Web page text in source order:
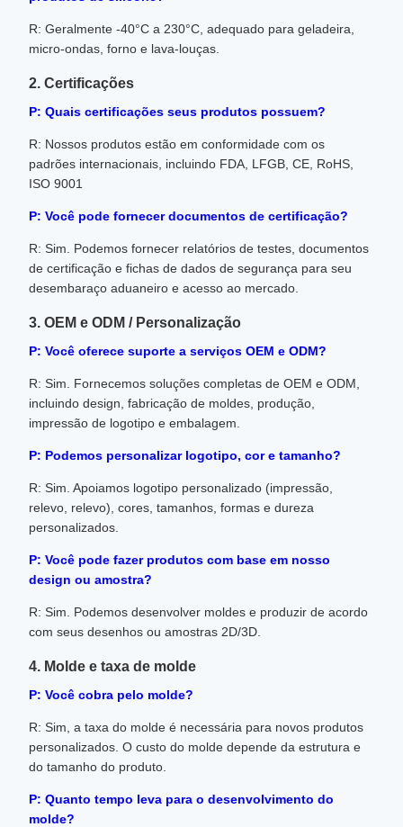
R: Geralmente -40°C a 230°C, adequado para geladeira,
micro-ondas, forno e lava-louças.
2. Certificações
P: Quais certificações seus produtos possuem?
R: Nossos produtos estão em conformidade com os
padrões internacionais, incluindo FDA, LFGB, CE, RoHS,
ISO 9001
P: Você pode fornecer documentos de certificação?
R: Sim. Podemos fornecer relatórios de testes, documentos
de certificação e fichas de dados de segurança para seu
desembaraço aduaneiro e acesso ao mercado.
3. OEM e ODM / Personalização
P: Você oferece suporte a serviços OEM e ODM?
R: Sim. Fornecemos soluções completas de OEM e ODM,
incluindo design, fabricação de moldes, produção,
impressão de logotipo e embalagem.
P: Podemos personalizar logotipo, cor e tamanho?
R: Sim. Apoiamos logotipo personalizado (impressão,
relevo, relevo), cores, tamanhos, formas e dureza
personalizados.
P: Você pode fazer produtos com base em nosso
design ou amostra?
R: Sim. Podemos desenvolver moldes e produzir de acordo
com seus desenhos ou amostras 2D/3D.
4. Molde e taxa de molde
P: Você cobra pelo molde?
R: Sim, a taxa do molde é necessária para novos produtos
personalizados. O custo do molde depende da estrutura e
do tamanho do produto.
P: Quanto tempo leva para o desenvolvimento do
molde?